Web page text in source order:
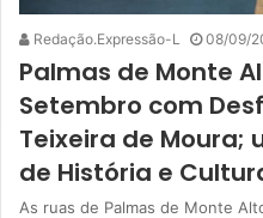
Redação.Expressão-L 08/09/
Palmas de Monte
Setembro com
Teixeira de Moura;
de História e
As ruas de Palmas de Monte